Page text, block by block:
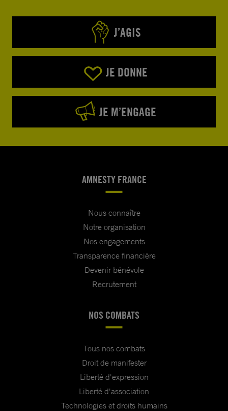
J’AGIS
JE DONNE
JE M’ENGAGE
AMNESTY FRANCE
Nous connaître
Notre organisation
Nos engagements
Transparence financière
Devenir bénévole
Recrutement
NOS COMBATS
Tous nos combats
Droit de manifester
Liberté d'expression
Liberté d'association
Technologies et droits humains